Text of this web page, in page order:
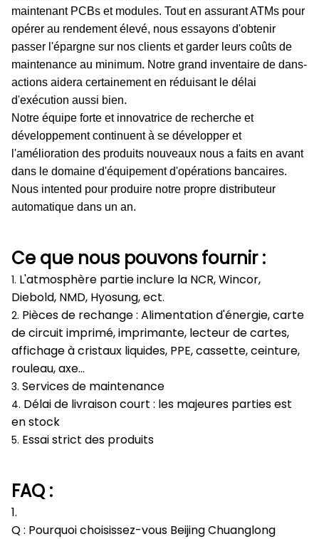
maintenant PCBs et modules. Tout en assurant ATMs pour
opérer au rendement élevé, nous essayons d'obtenir
passer l'épargne sur nos clients et garder leurs coûts de
maintenance au minimum. Notre grand inventaire de dans-
actions aidera certainement en réduisant le délai
d'exécution aussi bien.
Notre équipe forte et innovatrice de recherche et
développement continuent à se développer et
l'amélioration des produits nouveaux nous a faits en avant
dans le domaine d'équipement d'opérations bancaires.
Nous intented pour produire notre propre distributeur
automatique dans un an.
Ce que nous pouvons fournir :
1. L'atmosphère partie inclure la NCR, Wincor,
Diebold, NMD, Hyosung, ect.
2. Pièces de rechange : Alimentation d'énergie, carte
de circuit imprimé, imprimante, lecteur de cartes,
affichage à cristaux liquides, PPE, cassette, ceinture,
rouleau, axe…
3. Services de maintenance
4. Délai de livraison court : les majeures parties est
en stock
5. Essai strict des produits
FAQ :
1.
Q : Pourquoi choisissez-vous Beijing Chuanglong